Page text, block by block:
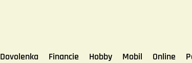
Dovolenka Financie Hobby Mobil Online